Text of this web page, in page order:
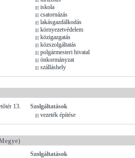
iskola
csatornázás
lakásgazdálkodás
környezetvédelem
közigazgatás
közszolgáltatás
polgármesteri hivatal
önkormányzat
szálláshely
13.
Szolgáltatások
vezeték építése
Szolgáltatások